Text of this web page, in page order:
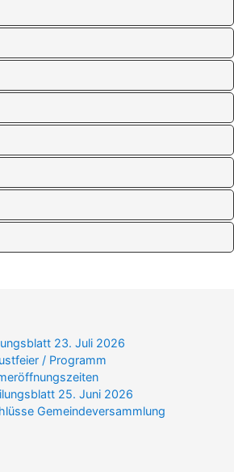
23. Juli 2026
/ Programm
25. Juni 2026
Gemeindeversammlung